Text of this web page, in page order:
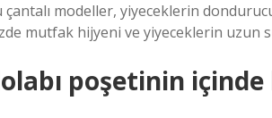
modeller, yiyeceklerin
mutfak hijyeni ve yiyeceklerin uzun
poşetinin